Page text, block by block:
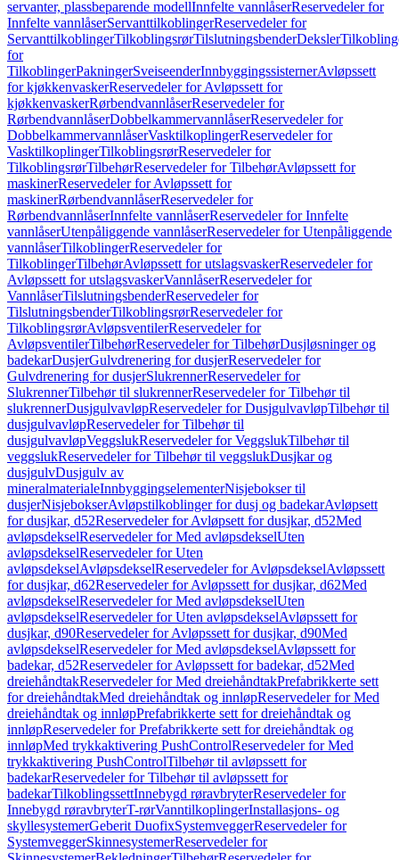
servanter, plassbeparende modellInnfelte vannlåserReservedeler for
Innfelte vannlåserServanttilkoblingerReservedeler for
ServanttilkoblingerTilkoblingsrørTilslutningsbenderDeksler
for
TilkoblingerPakningerSveiseenderInnbyggingssisternerAvløpssett
for kjøkkenvaskerReservedeler for Avløpssett for
kjøkkenvaskerRørbendvannlåserReservedeler for
RørbendvannlåserDobbelkammervannlåserReservedeler for
DobbelkammervannlåserVasktilkoplingerReservedeler for
VasktilkoplingerTilkoblingsrørReservedeler for
TilkoblingsrørTilbehørReservedeler for TilbehørAvløpssett for
maskinerReservedeler for Avløpssett for
maskinerRørbendvannlåserReservedeler for
RørbendvannlåserInnfelte vannlåserReservedeler for Innfelte
vannlåserUtenpåliggende vannlåserReservedeler for Utenpåliggende
vannlåserTilkoblingerReservedeler for
TilkoblingerTilbehørAvløpssett for utslagsvaskerReservedeler for
Avløpssett for utslagsvaskerVannlåserReservedeler for
VannlåserTilslutningsbenderReservedeler for
TilslutningsbenderTilkoblingsrørReservedeler for
TilkoblingsrørAvløpsventilerReservedeler for
AvløpsventilerTilbehørReservedeler for TilbehørDusjløsninger og
badekarDusjerGulvdrenering for dusjerReservedeler for
Gulvdrenering for dusjerSlukrennerReservedeler for
SlukrennerTilbehør til slukrennerReservedeler for Tilbehør til
slukrennerDusjgulvavløpReservedeler for DusjgulvavløpTilbehør til
dusjgulvavløpReservedeler for Tilbehør til
dusjgulvavløpVeggslukReservedeler for VeggslukTilbehør til
veggslukReservedeler for Tilbehør til veggslukDusjkar og
dusjgulvDusjgulv av
mineralmaterialeInnbyggingselementerNisjebokser til
dusjerNisjebokserAvløpstilkoblinger for dusj og badekarAvløpsett
for dusjkar, d52Reservedeler for Avløpsett for dusjkar, d52Med
avløpsdekselReservedeler for Med avløpsdekselUten
avløpsdekselReservedeler for Uten
avløpsdekselAvløpsdekselReservedeler for AvløpsdekselAvløpssett
for dusjkar, d62Reservedeler for Avløpssett for dusjkar, d62Med
avløpsdekselReservedeler for Med avløpsdekselUten
avløpsdekselReservedeler for Uten avløpsdekselAvløpssett for
dusjkar, d90Reservedeler for Avløpssett for dusjkar, d90Med
avløpsdekselReservedeler for Med avløpsdekselAvløpssett for
badekar, d52Reservedeler for Avløpssett for badekar, d52Med
dreiehåndtakReservedeler for Med dreiehåndtakPrefabrikkerte sett
for dreiehåndtakMed dreiehåndtak og innløpReservedeler for Med
dreiehåndtak og innløpPrefabrikkerte sett for dreiehåndtak og
innløpReservedeler for Prefabrikkerte sett for dreiehåndtak og
innløpMed trykkaktivering PushControlReservedeler for Med
trykkaktivering PushControlTilbehør til avløpssett for
badekarReservedeler for Tilbehør til avløpssett for
badekarTilkoblingssettInnebygd røravbryterReservedeler for
Innebygd røravbryterT-rørVanntilkoplingerInstallasjons- og
skyllesystemerGeberit DuofixSystemveggerReservedeler for
SystemveggerSkinnesystemerReservedeler for